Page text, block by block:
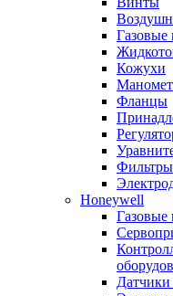
Газовые
Кожухи
Фланцы
Фильтры
Honeywell
Газовые